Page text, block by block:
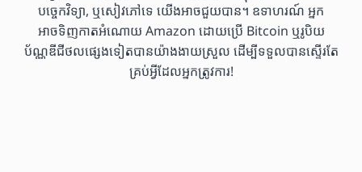
បច្ចេកវិទ្យា, ឬសៀវភៅទេ យើងអាចជួយបាន។ ឧទាហរណ៍ អ្នក
អាចទិញកាតអំណោយ Amazon ដោយប្រើ Bitcoin ឬរូបិយ
ប័ណ្ណឌីជីថលផ្សេងទៀតបានយ៉ាងងាយស្រួល ដើម្បីទទួលបានស្ទើរតែ
គ្រប់អ្វីដែលអ្នកត្រូវការ!